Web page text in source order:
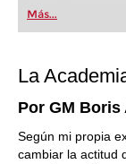
first steps into the
playing at a
train more
Más...
La
Por GM Boris
Según mi propia
cambiar la actitud